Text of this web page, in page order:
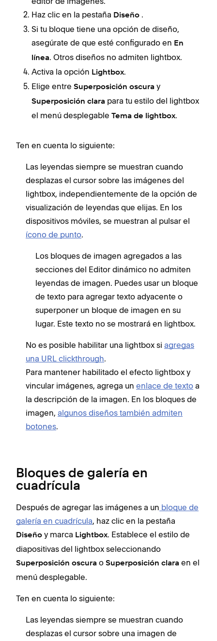
Haz clic en la pestaña Diseño .
Si tu bloque tiene una opción de diseño,
asegúrate de que esté configurado en En
línea. Otros diseños no admiten lightbox.
Activa la opción Lightbox.
Elige entre Superposición oscura y
Superposición clara para tu estilo del lightbox
el menú desplegable Tema de lightbox.
Ten en cuenta lo siguiente:
Las leyendas siempre se muestran cuando
desplazas el cursor sobre las imágenes del
lightbox, independientemente de la opción de
visualización de leyendas que elijas. En los
dispositivos móviles, se muestran al pulsar el
ícono de punto.
Los bloques de imagen agregados a las
secciones del Editor dinámico no admiten
leyendas de imagen. Puedes usar un bloque
de texto para agregar texto adyacente o
superponer un bloque de imagen en su
lugar. Este texto no se mostrará en lightbox.
No es posible habilitar una lightbox si agregas
una URL clickthrough.
Para mantener habilitado el efecto lightbox y
vincular imágenes, agrega un enlace de texto a
la descripción de la imagen. En los bloques de
imagen, algunos diseños también admiten
botones.
Bloques de galería en
cuadrícula
Después de agregar las imágenes a un bloque de
galería en cuadrícula, haz clic en la pestaña
Diseño y marca Lightbox. Establece el estilo de
diapositivas del lightbox seleccionando
Superposición oscura o Superposición clara en el
menú desplegable.
Ten en cuenta lo siguiente:
Las leyendas siempre se muestran cuando
desplazas el cursor sobre una imagen de